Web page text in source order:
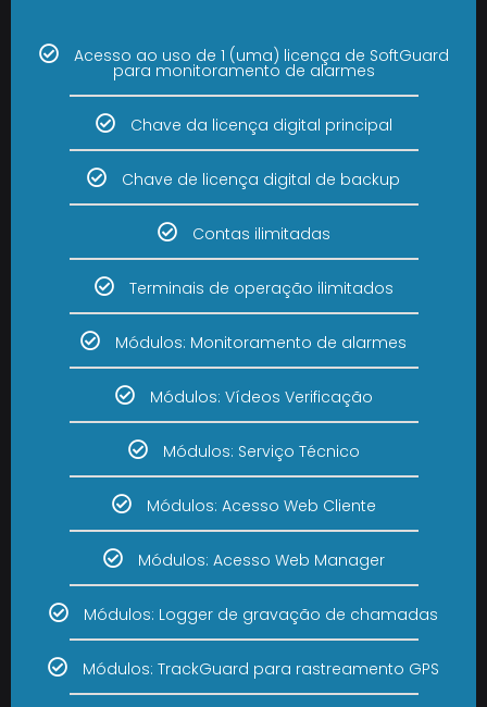
Acesso ao uso de 1 (uma) licença de SoftGuard
para monitoramento de alarmes
Chave da licença digital principal
Chave de licença digital de backup
Contas ilimitadas
Terminais de operação ilimitados
Módulos: Monitoramento de alarmes
Módulos: Vídeos Verificação
Módulos: Serviço Técnico
Módulos: Acesso Web Cliente
Módulos: Acesso Web Manager
Módulos: Logger de gravação de chamadas
Módulos: TrackGuard para rastreamento GPS